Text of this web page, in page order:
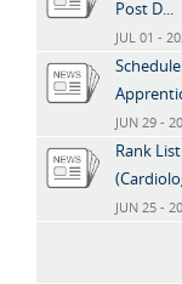
Post D...
JUL 01 -
JUN 29 -
Rank
JUN 25 -